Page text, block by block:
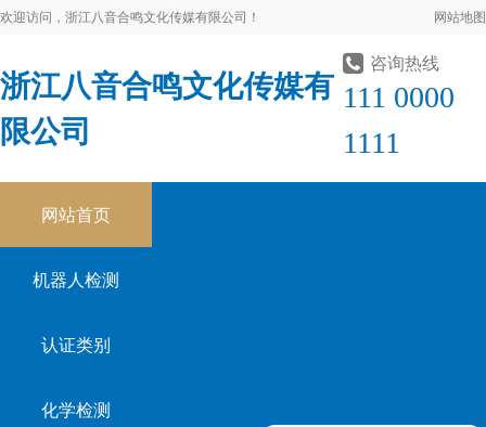
欢迎访问，浙江八音合鸣文化传媒有限公司！ 网站地图
浙江八音合鸣文化传媒有
限公司
咨询热线
111 0000
1111
网站首页
机器人检测
认证类别
化学检测